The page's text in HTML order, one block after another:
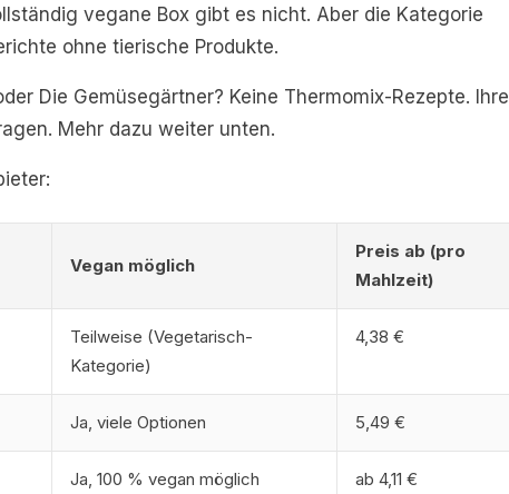
vegane Box gibt es nicht. Aber die Kategorie
ohne tierische Produkte.
Die Gemüsegärtner? Keine Thermomix-Rezepte. Ihre
Mehr dazu weiter unten.
Vegan möglich
Preis ab (pro
Mahlzeit)
Teilweise (Vegetarisch-
Kategorie)
4,38 €
Ja, viele Optionen 5,49 €
Ja, 100 % vegan möglich ab 4,11 €